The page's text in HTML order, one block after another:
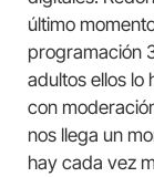
último
programación
adultos ellos lo
con
nos llega un
hay cada vez